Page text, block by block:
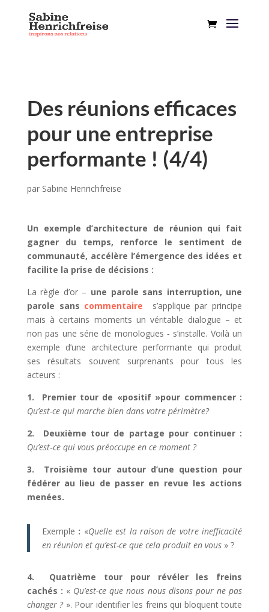
Des réunions efficaces
pour une entreprise
performante ! (4/4)
par Sabine Henrichfreise
Un exemple d’architecture de réunion qui fait
gagner du temps, renforce le sentiment de
communauté, accélère l’émergence des idées et
facilite la prise de décisions :
La règle d’or – une parole sans interruption, une
parole sans commentaire s’applique par principe
mais à certains moments un véritable dialogue – et
non pas une série de monologues ‐ s’installe. Voilà un
exemple d’une architecture performante qui produit
ses résultats souvent surprenants pour tous les
acteurs :
1. Premier tour de «positif »pour commencer :
Qu’est-ce qui marche bien dans votre périmètre?
2. Deuxième tour de partage pour continuer :
Qu’est‐ce qui vous préoccupe en ce moment ?
3. Troisième tour autour d’une question pour
fédérer au lieu de passer en revue les actions
menées.
Exemple : «Quelle est la raison de votre inefficacité
en réunion et qu’est-ce que cela produit en vous» ?
4. Quatrième tour pour révéler les freins
cachés : « Qu’est-ce que nous nous disons pour ne pas
changer ?». Pour identifier les freins qui bloquent toute